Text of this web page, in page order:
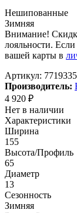
Нешипованные
Зимняя
Внимание!
лояльности.
вашей карты в
Артикул:
Производитель:
4 920 ₽
Нет в наличии
Характеристики
Ширина
155
Высота/Профиль
65
Диаметр
13
Сезонность
Зимняя